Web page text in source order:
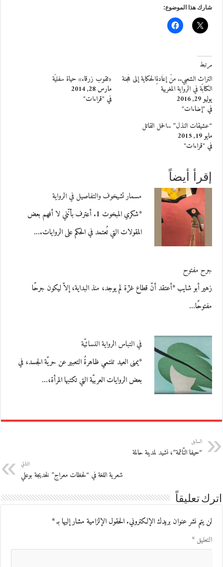
شارك هذا الموضوع:
مرتبط
التراث الشعبي.. منْ إعَادةِالحكاية إلى هُجنة
الكتابَة في الرواية المغربية
يوليو 29, 2016
في "إضاءات"
«ثقوب زرقاء» حياة سفليّة
مارس 28, 2014
في "قراءات"
“عشيقات النذل” ..الحمل القاتل
مايو 19, 2015
في "قراءات"
إقرأ أيضاً
مسمار تشيخوف والتفاصيل في الرواية
*شكري المبخوت 1. أعترف بأنّني لا أفهم بعض
المقولات التي تُعتمد في الحكم على الروايات.…
جرح مفتوح
زهير أبو شايب *أعتقد أنّ قطاع غزّة لم يوجد، منذ البداية، إلاّ ليكون جرحًا
مفتوحًا…
في التباس الرواية النسائيّة
*يمنى العيد تنتمي ظاهرةُ التعبير عن حريّة الجسد، في
بعض الروايات العربيّة التي تكتبها المرأة،…
السابق
“حيفا النّائمة”، نشيد لمدينة حالمة
التالي
شعرية اللغة في “لحظات معراج” لخديجة بوعلي
اترك تعليقاً
لن يتم نشر عنوان بريدك الإلكتروني.الحقول الإلزامية مشار إليها بـ*
التعليق*